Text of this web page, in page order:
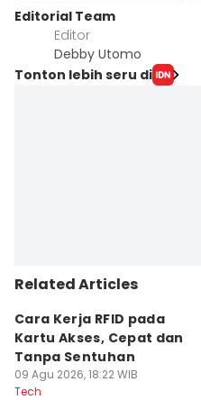
Editorial Team
Editor
Debby Utomo
Tonton lebih seru di
Related Articles
Cara Kerja RFID pada
Kartu Akses, Cepat dan
Tanpa Sentuhan
09 Agu 2026, 18:22 WIB
Tech